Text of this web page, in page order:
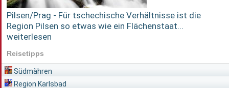
Pilsen/Prag - Für tschechische Verhältnisse ist die
Region Pilsen so etwas wie ein Flächenstaat...
weiterlesen
Reisetipps
Südmähren
Region Karlsbad